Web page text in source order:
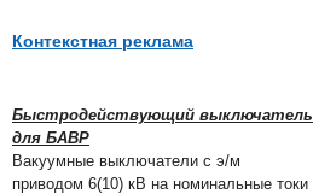
Контекстная реклама
Быстродействующий выключатель
для БАВР
Вакуумные выключатели с э/м
приводом 6(10) кВ на номинальные токи